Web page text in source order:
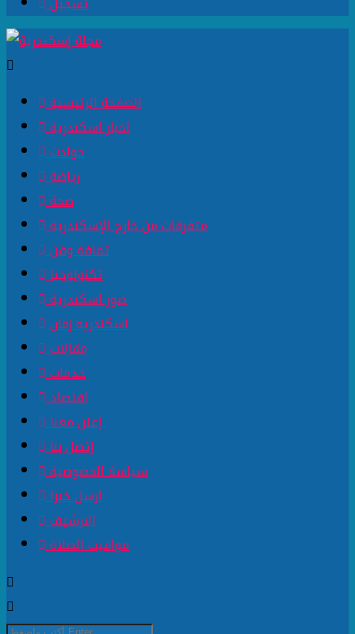
الصفحة الرئيسية
اخبار اسكندرية
حوادث
رياضة
صحة
متفرقات من خارج الإسكندرية
ثقافة وفن
تكنولوجيا
صور اسكندرية
اسكندرية زمان
مقالات
خدمات
اقتصاد
إعلن معنا
إتصل بنا
سياسة الخصوصية
ارسل خبرا
الارشيف
مواقيت الصلاة